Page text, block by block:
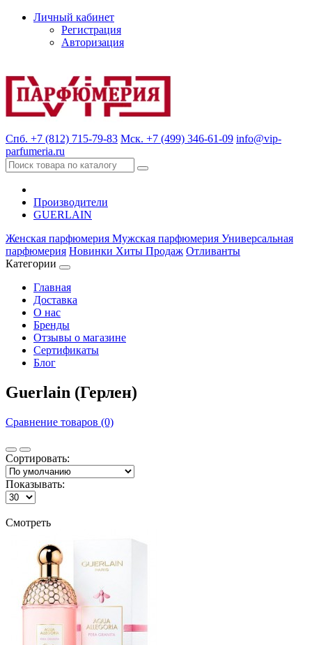
Личный кабинет
Регистрация
Авторизация
Спб. +7 (812) 715-79-83 Мск. +7 (499) 346-61-09 info@vip-
parfumeria.ru
Производители
GUERLAIN
Женская парфюмерия Мужская парфюмерия Универсальная
парфюмерия Новинки Хиты Продаж Отливанты
Категории
Главная
Доставка
О нас
Бренды
Отзывы о магазине
Сертификаты
Блог
Guerlain (Герлен)
Сравнение товаров (0)
Сортировать:
Показывать:
Смотреть